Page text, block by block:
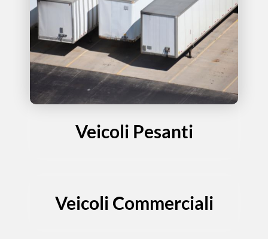
Veicoli Pesanti
Veicoli Commerciali